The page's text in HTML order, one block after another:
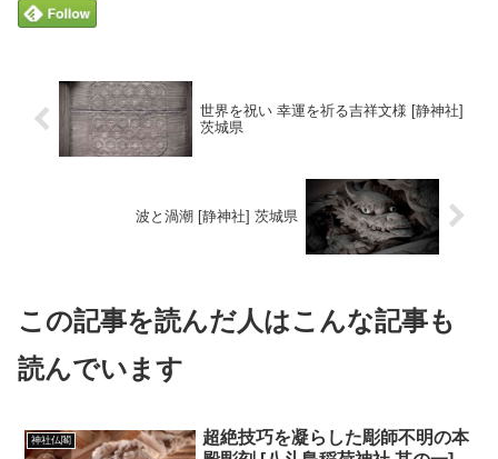
世界を祝い 幸運を祈る吉祥文様 [静神社]
茨城県
波と渦潮 [静神社] 茨城県
この記事を読んだ人はこんな記事も
読んでいます
神社仏閣
超絶技巧を凝らした彫師不明の本